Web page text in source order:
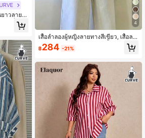
ยาวลายท
ญ่ เข็มขัด
หรับผู้หญิ
4
เสื้อลำลองผู้หญิงลายทางสีเขียว, เสื้อลา
ยทางสีเขียวและสีขาว, คอเสื้อแบบคลา
สสิก, ไหล่ตก, ความยาวแขนถึงข้อมือ, เ
ดูใบไม้ร่วง
฿284 -21%